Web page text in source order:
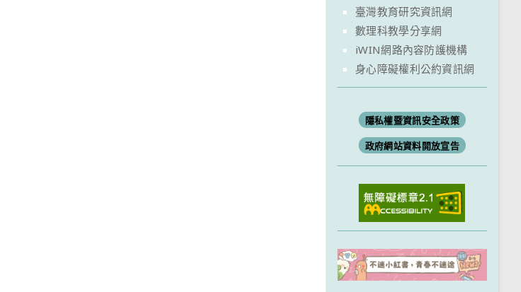
臺灣教育研究資訊網
數理科教學分享網
iWIN網路內容防護機構
身心障礙權利公約資訊網
隱私權暨資訊安全政策
政府網站資料開放宣告